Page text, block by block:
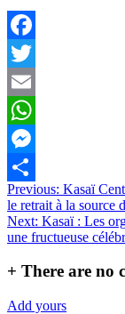
Facebook
Twitter
Email
WhatsApp
Messenger
Partager
Navigation
de
l’article
Previous: Kasaï
le retrait à la source
Next: Kasaï : Les
une fructueuse
+ There are no
Add yours